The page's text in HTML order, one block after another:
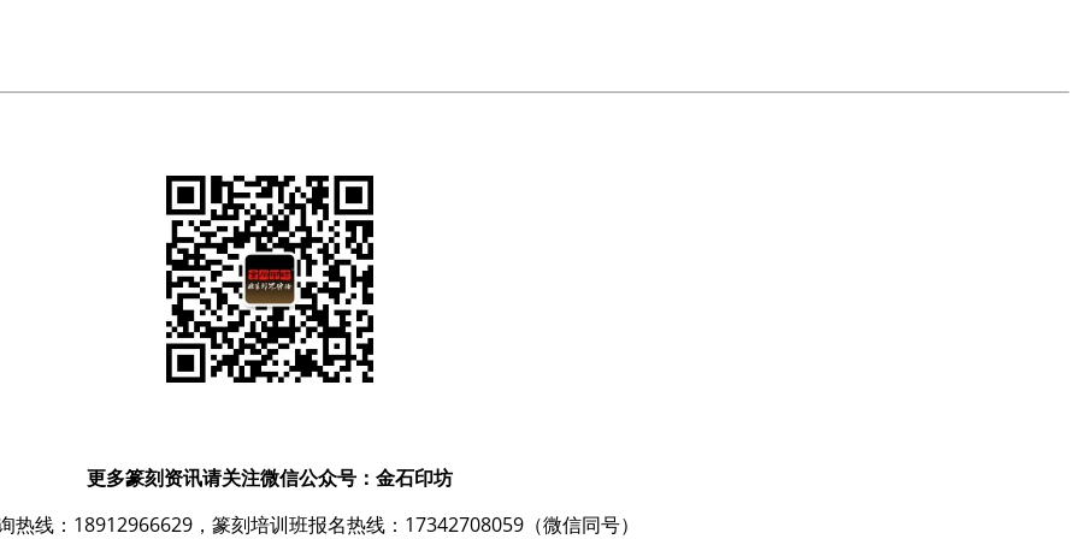
更多篆刻资讯请关注微信公众号：金石印坊
热线：18912966629，篆刻培训班报名热线：17342708059（微信同号）